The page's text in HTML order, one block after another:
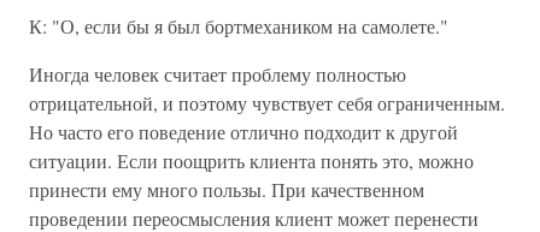
К: "О, если бы я был бортмехаником на самолете."
Иногда человек считает проблему полностью
отрицательной, и поэтому чувствует себя ограниченным.
Но часто его поведение отлично подходит к другой
ситуации. Если поощрить клиента понять это, можно
принести ему много пользы. При качественном
проведении переосмысления клиент может перенести